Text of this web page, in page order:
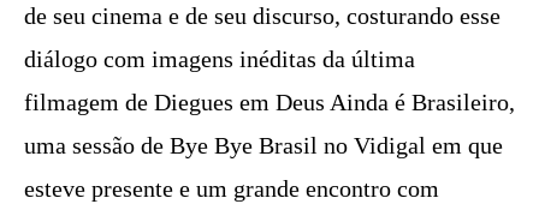
de seu cinema e de seu discurso, costurando esse
diálogo com imagens inéditas da última
filmagem de Diegues em Deus Ainda é Brasileiro,
uma sessão de Bye Bye Brasil no Vidigal em que
esteve presente e um grande encontro com